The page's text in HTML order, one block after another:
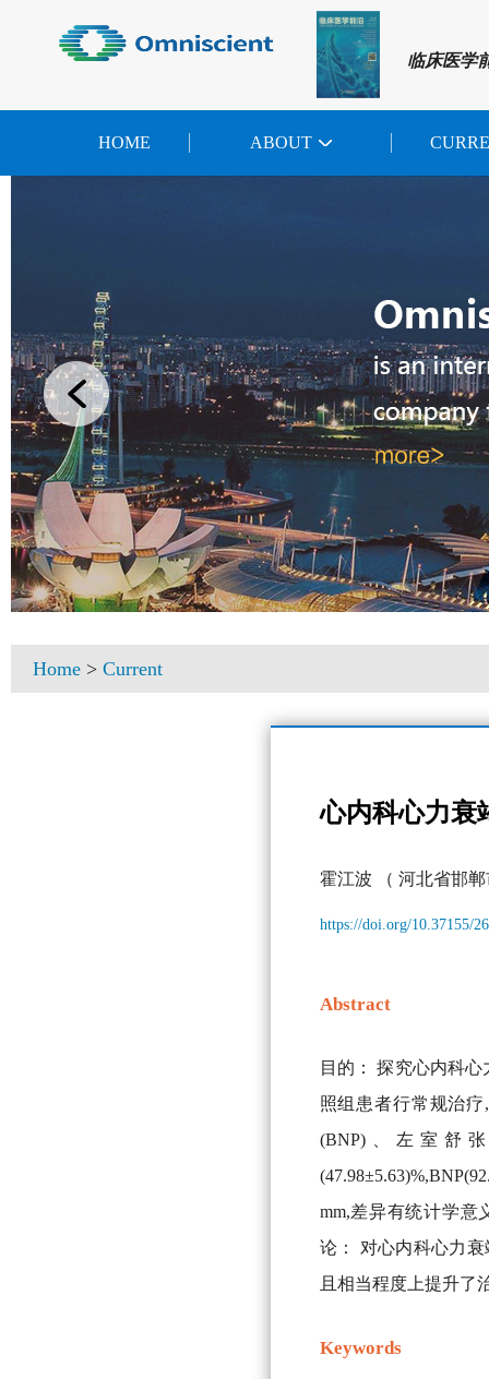
临床医学
HOME ABOUT
Home > Current
心内科心力衰
霍江波 （ 河北省邯
https://doi.org/10.37155/
Abstract
目的： 探究心内科
照组患者行常规治
(BNP)、左室舒
mm,差异有统计学意
论： 对心内科心力
且相当程度上提升了
Keywords